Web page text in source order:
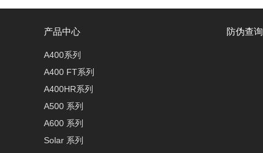
产品中心
A400系列
A400 FT系列
A400HR系列
A500 系列
A600 系列
Solar 系列
防伪查询